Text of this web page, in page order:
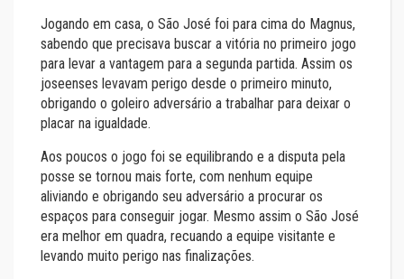
Jogando em casa, o São José foi para cima do Magnus,
sabendo que precisava buscar a vitória no primeiro jogo
para levar a vantagem para a segunda partida. Assim os
joseenses levavam perigo desde o primeiro minuto,
obrigando o goleiro adversário a trabalhar para deixar o
placar na igualdade.
Aos poucos o jogo foi se equilibrando e a disputa pela
posse se tornou mais forte, com nenhum equipe
aliviando e obrigando seu adversário a procurar os
espaços para conseguir jogar. Mesmo assim o São José
era melhor em quadra, recuando a equipe visitante e
levando muito perigo nas finalizações.